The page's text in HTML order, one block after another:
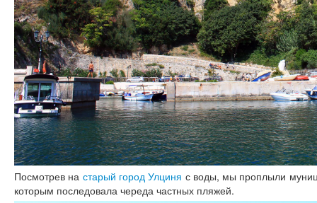
Посмотрев на старый город Улциня с воды, мы проплыли
которым последовала череда частных пляжей.